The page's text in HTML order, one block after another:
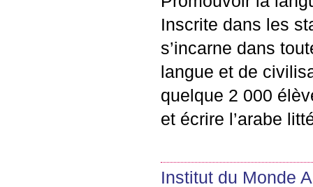
Inscrite dans les
s’incarne dans
langue et de
quelque 2 000
et écrire l’arabe
Institut du Monde